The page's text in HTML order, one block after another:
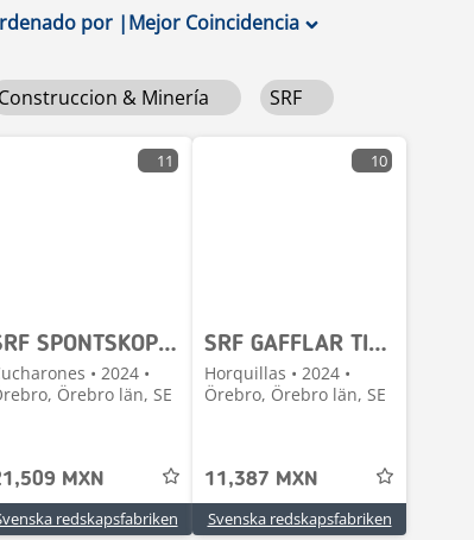
por |Mejor Coincidencia
Construccion & Minería SRF
11
SRF SPONTSKOPOR - S40, S45, S60, S70
• 2024 •
Örebro län, SE
MXN
redskapsfabriken
10
SRF GAFFLAR TILL GRÄVMASKIN - BÄST PRIS!
Horquillas • 2024 •
Örebro, Örebro län, SE
11,387 MXN
Svenska redskapsfabriken